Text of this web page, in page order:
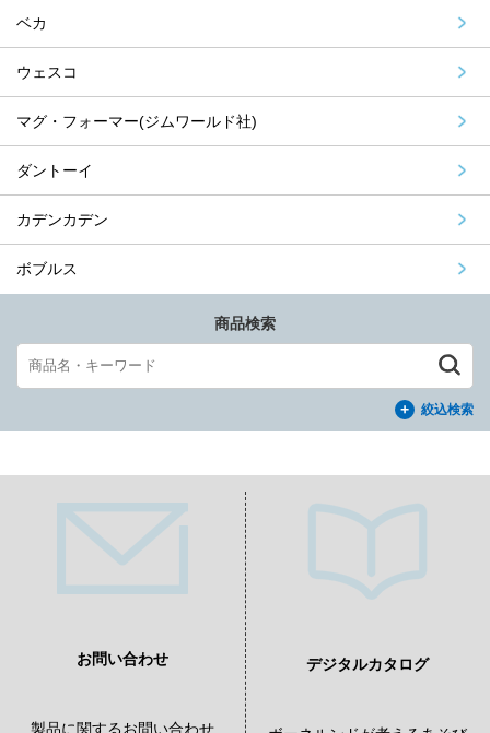
ベカ
ウェスコ
マグ・フォーマー(ジムワールド社)
ダントーイ
カデンカデン
ボブルス
商品検索
絞込検索
お問い合わせ
製品に関するお問い合わせ
デジタルカタログ